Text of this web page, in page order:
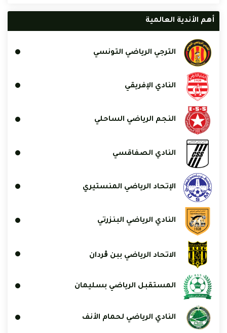
أهم الأندية العالمية
الترجي الرياضي التونسي
النادي الإفريقي
النجم الرياضي الساحلي
النادي الصفاقسي
الإتحاد الرياضي المنستيري
النادي الرياضي البنزرتي
الاتحاد الرياضي ببن ڨردان
المستقبل الرياضي بسليمان
النادي الرياضي لحمام الأنف